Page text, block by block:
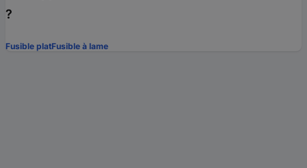
?
Fusible platFusible à lame